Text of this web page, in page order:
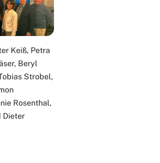
Keiß, Petra
Beryl
Strobel,
Rosenthal,
Dieter